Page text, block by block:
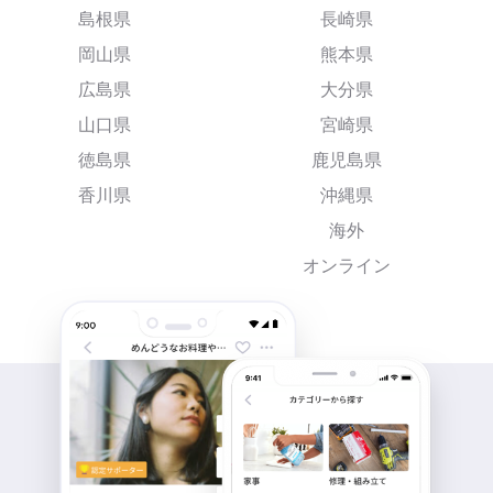
島根県
岡山県
広島県
山口県
徳島県
香川県
長崎県
熊本県
大分県
宮崎県
鹿児島県
沖縄県
海外
オンライン